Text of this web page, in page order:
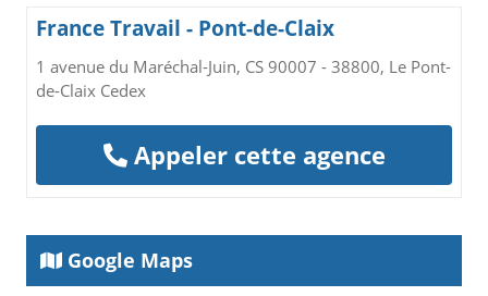
France Travail - Pont-de-Claix
1 avenue du Maréchal-Juin, CS 90007 - 38800, Le Pont-
de-Claix Cedex
Appeler cette agence
Google Maps